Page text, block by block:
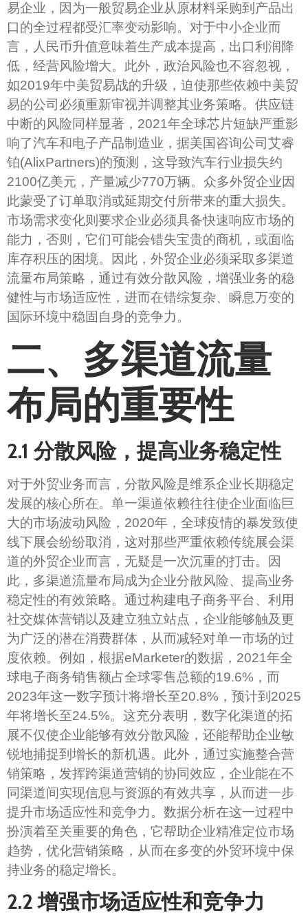
易企业，因为一般贸易企业从原材料采购到产品出
口的全过程都受汇率变动影响。对于中小企业而
言，人民币升值意味着生产成本提高，出口利润降
低，经营风险增大。此外，政治风险也不容忽视，
如2019年中美贸易战的升级，迫使那些依赖中美贸
易的公司必须重新审视并调整其业务策略。供应链
中断的风险同样显著，2021年全球芯片短缺严重影
响了汽车和电子产品制造业，据美国咨询公司艾睿
铂(AlixPartners)的预测，这导致汽车行业损失约
2100亿美元，产量减少770万辆。众多外贸企业因
此蒙受了订单取消或延期交付所带来的重大损失。
市场需求变化则要求企业必须具备快速响应市场的
能力，否则，它们可能会错失宝贵的商机，或面临
库存积压的困境。因此，外贸企业必须采取多渠道
流量布局策略，通过有效分散风险，增强业务的稳
健性与市场适应性，进而在错综复杂、瞬息万变的
国际环境中稳固自身的竞争力。
二、多渠道流量
布局的重要性
2.1 分散风险，提高业务稳定性
对于外贸业务而言，分散风险是维系企业长期稳定
发展的核心所在。单一渠道依赖往往使企业面临巨
大的市场波动风险，2020年，全球疫情的暴发致使
线下展会纷纷取消，这对那些严重依赖传统展会渠
道的外贸企业而言，无疑是一次沉重的打击。因
此，多渠道流量布局成为企业分散风险、提高业务
稳定性的有效策略。通过构建电子商务平台、利用
社交媒体营销以及建立独立站点，企业能够触及更
为广泛的潜在消费群体，从而减轻对单一市场的过
度依赖。例如，根据eMarketer的数据，2021年全
球电子商务销售额占全球零售总额的19.6%，而
2023年这一数字预计将增长至20.8%，预计到2025
年将增长至24.5%。这充分表明，数字化渠道的拓
展不仅使企业能够有效分散风险，还能帮助企业敏
锐地捕捉到增长的新机遇。此外，通过实施整合营
销策略，发挥跨渠道营销的协同效应，企业能在不
同渠道间实现信息与资源的有效共享，从而进一步
提升市场适应性和竞争力。数据分析在这一过程中
扮演着至关重要的角色，它帮助企业精准定位市场
趋势，优化营销策略，从而在多变的外贸环境中保
持业务的稳定增长。
2.2 增强市场适应性和竞争力